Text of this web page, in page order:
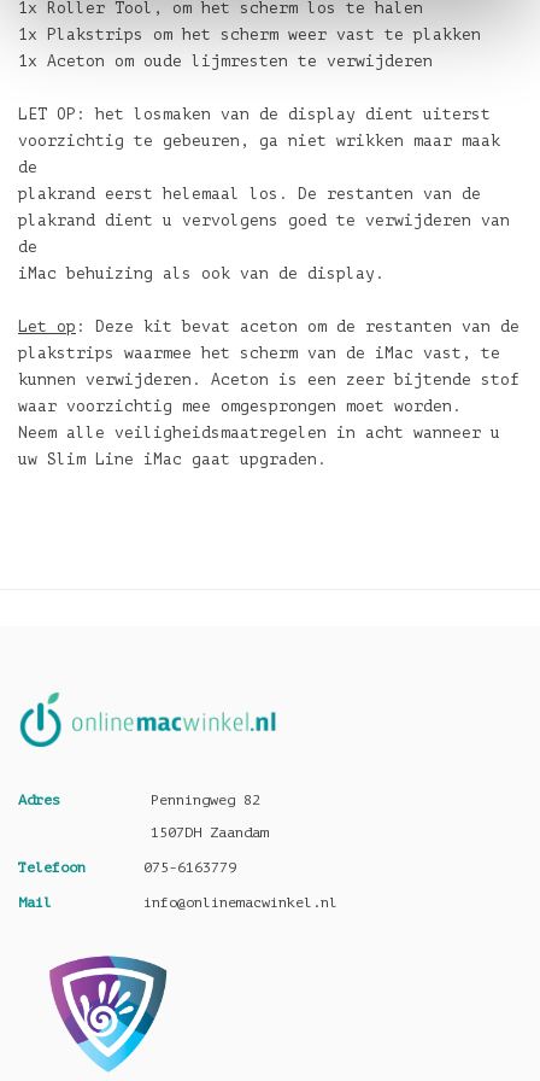
1x Roller Tool, om het scherm los te halen
1x Plakstrips om het scherm weer vast te plakken
1x Aceton om oude lijmresten te verwijderen
LET OP: het losmaken van de display dient uiterst
voorzichtig te gebeuren, ga niet wrikken maar maak
de
plakrand eerst helemaal los. De restanten van de
plakrand dient u vervolgens goed te verwijderen van
de
iMac behuizing als ook van de display.
Let op : Deze kit bevat aceton om de restanten van de
plakstrips waarmee het scherm van de iMac vast, te
kunnen verwijderen. Aceton is een zeer bijtende stof
waar voorzichtig mee omgesprongen moet worden.
Neem alle veiligheidsmaatregelen in acht wanneer u
uw Slim Line iMac gaat upgraden.
Adres
Penningweg 82
1507DH Zaandam
Telefoon 075-6163779
Mail info@onlinemacwinkel.nl